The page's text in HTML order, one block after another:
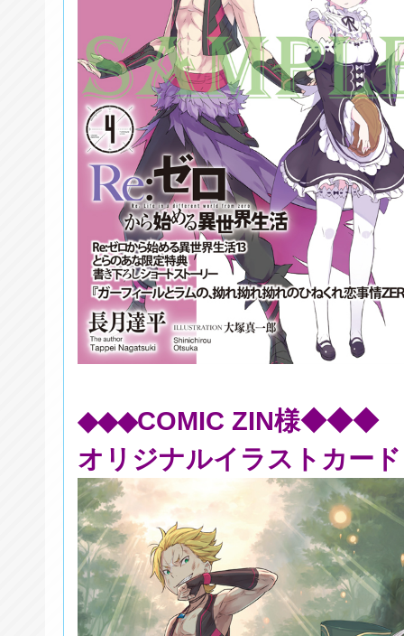
◆◆◆COMIC ZIN様◆◆◆
オリジナルイラストカード